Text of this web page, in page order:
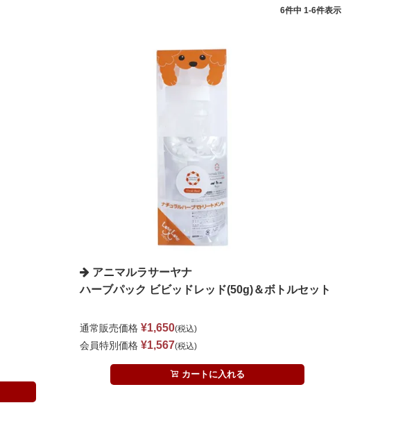
6件中 1-6件表示
アニマルラサーヤナ
ハーブパック ビビッドレッド(50g)＆ボトルセット
通常販売価格 ¥1,650 税込
会員特別価格 ¥1,567 税込
カートに入れる